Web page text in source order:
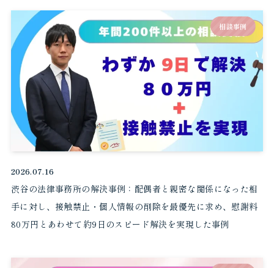
相談事例
渋谷の法律事務所の解決事例：配偶者と親密な関係になった相
手に対し、接触禁止・個人情報の削除を最優先に求め、慰謝料
80万円とあわせて約9日のスピード解決を実現した事例
2026.07.16